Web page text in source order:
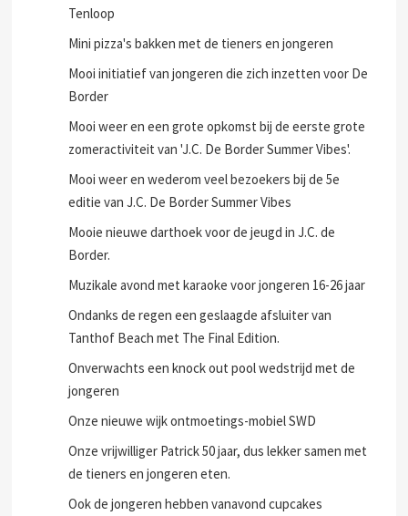
Tenloop
Mini pizza's bakken met de tieners en jongeren
Mooi initiatief van jongeren die zich inzetten voor De
Border
Mooi weer en een grote opkomst bij de eerste grote
zomeractiviteit van 'J.C. De Border Summer Vibes'.
Mooi weer en wederom veel bezoekers bij de 5e
editie van J.C. De Border Summer Vibes
Mooie nieuwe darthoek voor de jeugd in J.C. de
Border.
Muzikale avond met karaoke voor jongeren 16-26 jaar
Ondanks de regen een geslaagde afsluiter van
Tanthof Beach met The Final Edition.
Onverwachts een knock out pool wedstrijd met de
jongeren
Onze nieuwe wijk ontmoetings-mobiel SWD
Onze vrijwilliger Patrick 50 jaar, dus lekker samen met
de tieners en jongeren eten.
Ook de jongeren hebben vanavond cupcakes